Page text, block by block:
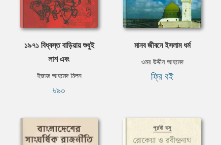
১৯৭১ বিধ্বস্ত বাড়িয়ায় শুধুই
লাশ এবং
ইজাজ আহমেদ মিলন
৳৯০
মানব জীবনে ইসলাম ধর্ম
ওমর উদ্দীন আহমেদ
ফ্রি বই